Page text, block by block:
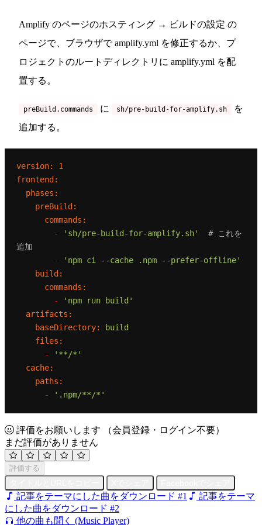
Amplify のページのホスティング → ビルドの設定 の
ページで、ブラウザで amplify.yml を修正するか、プ
ロジェクトのルートディレクトリに amplify.yml を配
置する。
preBuild.commands に sh/pre-build-for-amplify.sh
を
追加する。
version:
1
frontend:
phases:
preBuild:
commands:
-
'sh/pre-build-for-amplify.sh'
# これを
追加
-
'npm ci --cache .npm --prefer-offline'
build:
commands:
-
'npm run build'
artifacts:
baseDirectory:
build
files:
-
'**/*'
cache:
paths:
-
'.npm/**/*'
評価をお願いします
（会員登録・ログイン不要）
まだ評価がありません
評価する
記事をテーマにした曲をダウンロード #1
記事をテーマ
にした曲をダウンロード #2
他の曲も聞く (Music Player)